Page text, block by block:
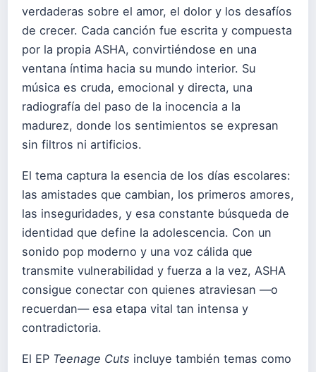
verdaderas sobre el amor, el dolor y los desafíos
de crecer. Cada canción fue escrita y compuesta
por la propia ASHA, convirtiéndose en una
ventana íntima hacia su mundo interior. Su
música es cruda, emocional y directa, una
radiografía del paso de la inocencia a la
madurez, donde los sentimientos se expresan
sin filtros ni artificios.
El tema captura la esencia de los días escolares:
las amistades que cambian, los primeros amores,
las inseguridades, y esa constante búsqueda de
identidad que define la adolescencia. Con un
sonido pop moderno y una voz cálida que
transmite vulnerabilidad y fuerza a la vez, ASHA
consigue conectar con quienes atraviesan —o
recuerdan— esa etapa vital tan intensa y
contradictoria.
El EP Teenage Cuts incluye también temas como